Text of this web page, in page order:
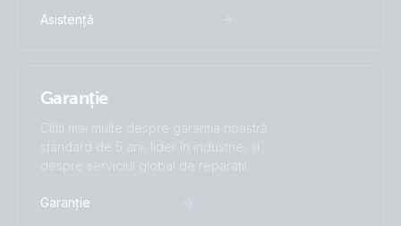
Asistență
Garanție
Citiți mai multe despre garanția noastră
standard de 5 ani, lider în industrie, și
despre serviciul global de reparații.
Garanție